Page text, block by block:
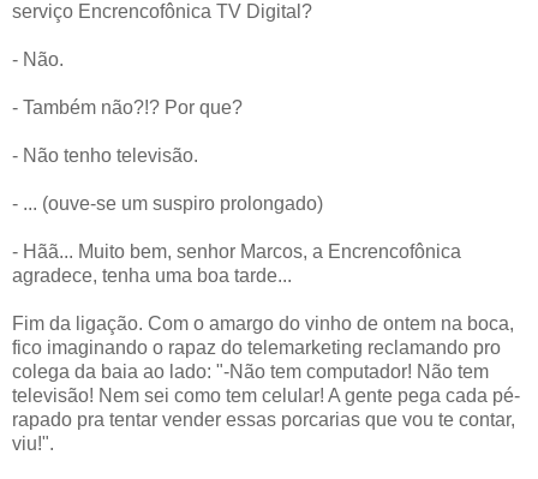
serviço Encrencofônica TV Digital?
- Não.
- Também não?!? Por que?
- Não tenho televisão.
- ... (ouve-se um suspiro prolongado)
- Hãã... Muito bem, senhor Marcos, a Encrencofônica
agradece, tenha uma boa tarde...
Fim da ligação. Com o amargo do vinho de ontem na boca,
fico imaginando o rapaz do telemarketing reclamando pro
colega da baia ao lado: "-Não tem computador! Não tem
televisão! Nem sei como tem celular! A gente pega cada pé-
rapado pra tentar vender essas porcarias que vou te contar,
viu!".